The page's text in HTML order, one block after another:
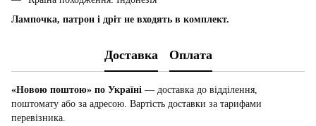
Лампочка, патрон і дріт не входять в комплект.
Доставка Оплата
«Новою поштою» по Україні — доставка до відділення,
поштомату або за адресою. Вартість доставки за тарифами
перевізника.